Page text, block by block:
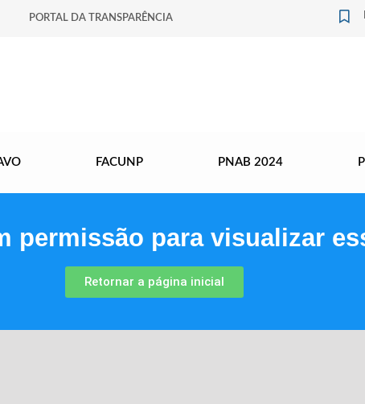
PORTAL DA TRANSPARÊNCIA
FACUNP PNAB 2024
permissão para visualizar
Retornar a página inicial